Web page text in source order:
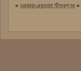
» samp.agent Форум »